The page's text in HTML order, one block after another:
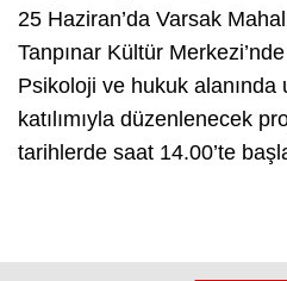
25 Haziran’da Varsak
Tanpınar Kültür
Psikoloji ve hukuk alanında
katılımıyla düzenlenecek
tarihlerde saat 14.00’te